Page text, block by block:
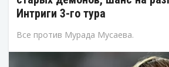
Интриги 3-го тура
Все против Мурада Мусаева.